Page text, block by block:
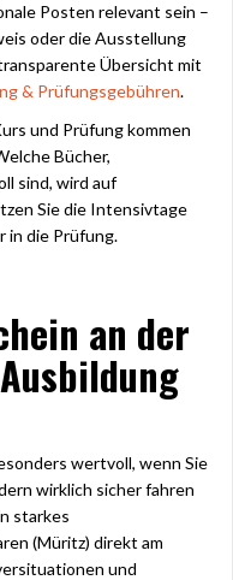
Posten relevant sein –
oder die Ausstellung
Übersicht mit
& Prüfungsgebühren.
und Prüfung kommen
Bücher,
sind, wird auf
Sie die Intensivtage
in die Prüfung.
an der
wertvoll, wenn Sie
wirklich sicher fahren
starkes
(Müritz) direkt am
und